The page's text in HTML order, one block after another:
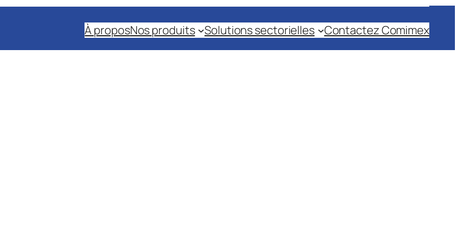
À proposNos produits Solutions sectorielles Contactez Comimex